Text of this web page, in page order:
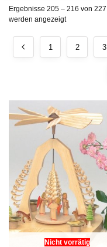
Ergebnisse 205 – 216 von 227
werden angezeigt
1 2 3
Nicht vorrätig